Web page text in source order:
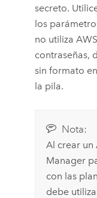
secreto.
los
no utiliza
contraseñas,
sin formato
la pila.
Nota:
Al crear un
Manager
con las
debe